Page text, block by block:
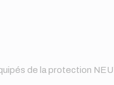
de la protection